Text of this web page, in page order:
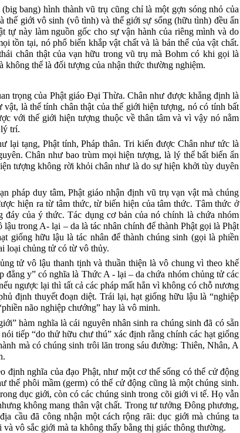
bang) hình thành vũ trụ cũng chỉ là một gợn sóng nhỏ của
thế giới vô sinh (vô tình) và thế giới sự sống (hữu tình) đều ẩn
tự này làm nguồn gốc cho sự vận hành của riêng mình và do
tồn tại, nó phổ biến khắp vật chất và là bản thể của vật chất.
chân thật của vạn hữu trong vũ trụ mà Bohm có khi gọi là
không thể là đối tượng của nhận thức thường nghiệm.
trọng của Phật giáo Đại Thừa. Chân như được khẳng định là
là thể tính chân thật của thế giới hiện tượng, nó có tính bất
với thế giới hiện tượng thuộc về thân tâm và vì vậy nó nằm
trí.
lại tạng, Phật tính, Pháp thân. Tri kiến được Chân như tức là
Chân như bao trùm mọi hiện tượng, là lý thể bất biến ẩn
tượng không rời khỏi chân như là do sự hiện khởi tùy duyên
pháp duy tâm, Phật giáo nhận định vũ trụ vạn vật mà chúng
hiện ra từ tâm thức, từ biến hiện của tâm thức. Tâm thức ở
đáy của ý thức.Tác dụng cơ bản của nó chính là chứa nhóm
lậu trong A- lại – da là tác nhân chính để thành Phật gọi là Phật
giống hữu lậu là tác nhân để thành chúng sinh (gọi là phiền
loại chủng tử có từ vô thủy.
tử vô lậu thanh tịnh và thuần thiện là vô chung vì theo khế
đẳng y” có nghĩa là Thức A - lại – da chứa nhóm chủng tử các
ngược lại thì tất cả các pháp mất hẳn vì không có chỗ nương
định thuyết đoạn diệt. Trái lại, hạt giống hữu lậu là “nghiệp
não nghiệp chướng” hay là vô minh.
hàm nghĩa là cái nguyên nhân sinh ra chúng sinh đã có sẵn
tiếp “do thử hữu chư thú” xác định rằng chính các hạt giống
mà có chúng sinh trôi lăn trong sáu đường: Thiên, Nhân, A
định nghĩa của đạo Phật, như một cơ thể sống có thể cử động
thế phôi mầm (germ) có thể cử động cũng là một chúng sinh.
dục giới, còn có các chúng sinh trong cõi giới vi tế. Họ vẫn
không mang thân vật chất. Trong tư tưởng Đông phương,
cầu đã công nhận một cách rộng rãi: dục giới mà chúng ta
vô sắc giới mà ta không thấy bằng thị giác thông thường.